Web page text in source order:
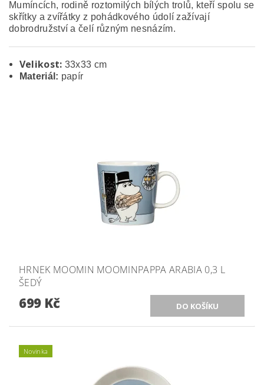
Mumíncích, rodině roztomilých bílých trolů, kteří spolu se
skřítky a zvířátky z pohádkového údolí zažívají
dobrodružství a čelí různým nesnázím.
Velikost: 33x33 cm
Materiál: papír
HRNEK MOOMIN MOOMINPAPPA ARABIA 0,3 L
ŠEDÝ
699 Kč
Novinka